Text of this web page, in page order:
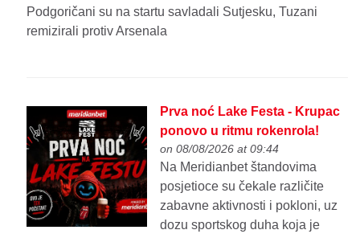
Podgoričani su na startu savladali Sutjesku, Tuzani
remizirali protiv Arsenala
Prva noć Lake Festa - Krupac
ponovo u ritmu rokenrola!
on 08/08/2026 at 09:44
Na Meridianbet štandovima
posjetioce su čekale različite
zabavne aktivnosti i pokloni, uz
dozu sportskog duha koja je